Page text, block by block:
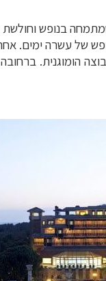
בנופש
של עשרה ימים.
הומוגנית.